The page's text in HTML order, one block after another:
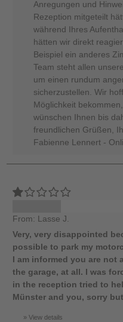
Anregungen und
Rezeption mitgeteilt
während Ihres
hätten wir direkt
Beispiel ein anderes
Team steht allen
um einen rundum
sicherzustellen. Wir
Möglichkeit
wünschen Ihnen bis
freundlichen Grüßen,
Fabienne Lennert -
From: Lasse J.
Very, very disappointed
possible to park my
I am informed you are not
the garage, at all. I was
in the reception tried to
Münster and you, sorry
View details